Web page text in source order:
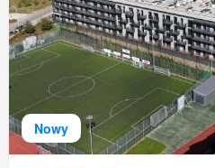
Nowy